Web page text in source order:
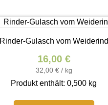
Rinder-Gulasch vom Weiderind
16,00 €
32,00 €/ kg
Produkt enthält: 0,500 kg